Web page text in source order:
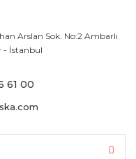
Arslan Sok. No:2 Ambarlı
- İstanbul
61 00